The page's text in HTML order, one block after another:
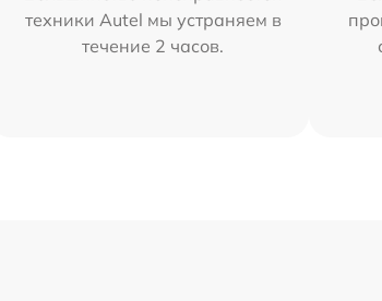
техники Autel мы устраняем в
течение 2 часов.